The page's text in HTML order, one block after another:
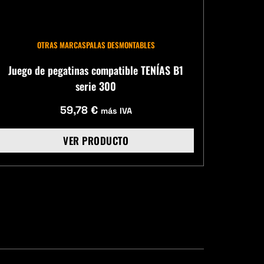
OTRAS MARCASPALAS DESMONTABLES
Juego de pegatinas compatible TENÍAS B1
serie 300
59,78 € más IVA
VER PRODUCTO